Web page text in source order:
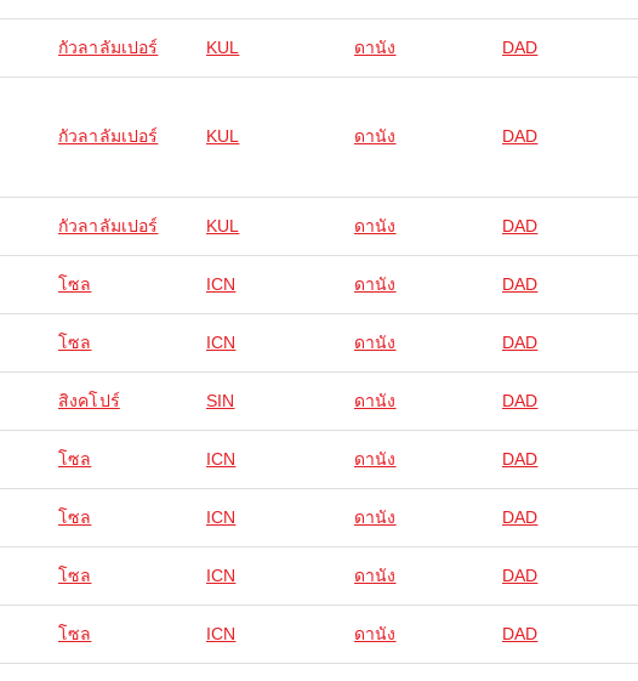
กัวลาลัมเปอร์ KUL ดานัง DAD
กัวลาลัมเปอร์ KUL ดานัง DAD
กัวลาลัมเปอร์ KUL ดานัง DAD
โซล ICN ดานัง DAD
โซล ICN ดานัง DAD
สิงคโปร์ SIN ดานัง DAD
โซล ICN ดานัง DAD
โซล ICN ดานัง DAD
โซล ICN ดานัง DAD
โซล ICN ดานัง DAD